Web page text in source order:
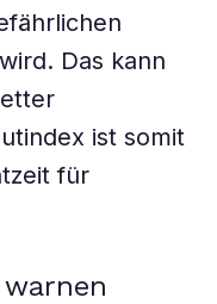
Das kann
ist somit
für